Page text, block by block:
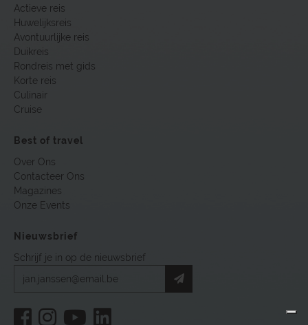
Actieve reis
Huwelijksreis
Avontuurlijke reis
Duikreis
Rondreis met gids
Korte reis
Culinair
Cruise
Best of travel
Over Ons
Contacteer Ons
Magazines
Onze Events
Nieuwsbrief
Schrijf je in op de nieuwsbrief